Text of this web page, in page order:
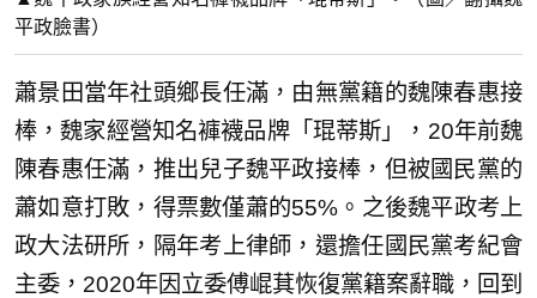
平政臉書）
蕭景田當年社頭鄉長任滿，由無黨籍的魏陳春惠接
棒，魏家經營知名褲襪品牌「琨蒂斯」，20年前魏
陳春惠任滿，推出兒子魏平政接棒，但被國民黨的
蕭如意打敗，得票數僅蕭的55%。之後魏平政考上
政大法研所，隔年考上律師，還擔任國民黨考紀會
主委，2020年因立委傅崐萁恢復黨籍案辭職，回到